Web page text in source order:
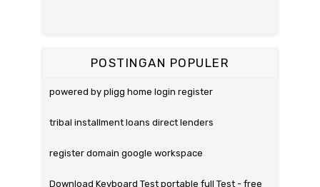
POSTINGAN POPULER
powered by pligg home login register
tribal installment loans direct lenders
register domain google workspace
Download Keyboard Test portable full Test - free